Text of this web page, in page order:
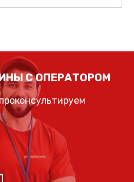
С ОПЕРАТОРОМ